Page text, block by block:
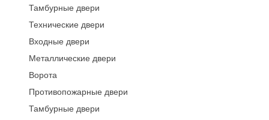
Тамбурные двери
Технические двери
Входные двери
Металлические двери
Ворота
Противопожарные двери
Тамбурные двери